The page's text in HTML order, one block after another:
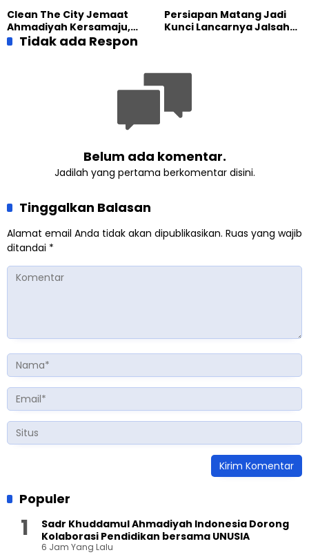
Meriahkan Event Lari
Aksi Kebersihan
Clean The City Jemaat
Ahmadiyah Kersamaju,
Aksi Positif Bagi
Persiapan Matang Jadi
Kunci Lancarnya Jalsah
Tidak ada Respon
Belum ada komentar.
Jadilah yang pertama berkomentar disini.
Tinggalkan Balasan
Alamat email Anda tidak akan dipublikasikan. Ruas yang wajib
ditandai *
Populer
Sadr Khuddamul Ahmadiyah Indonesia Dorong
Kolaborasi Pendidikan bersama UNUSIA
6 Jam Yang Lalu